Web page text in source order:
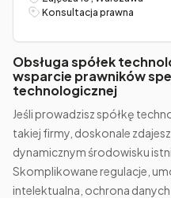
Konsultacja prawna
Obsługa spółek
wsparcie prawników
technologicznej
Jeśli prowadzisz spółkę
takiej firmy, doskonale
dynamicznym środowisku
Skomplikowane regulacje,
intelektualna, ochrona